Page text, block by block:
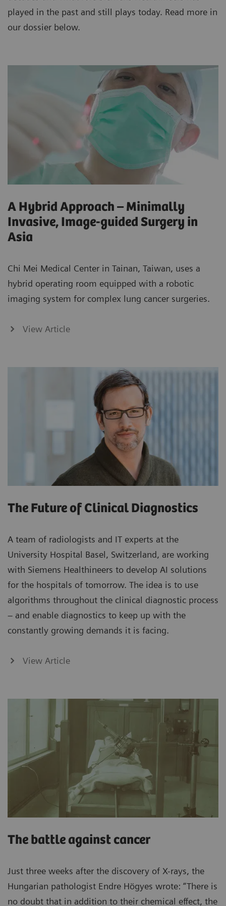
played in the past and still plays today. Read more in
our dossier below.
A Hybrid Approach – Minimally
Invasive, Image-guided Surgery in
Asia
Chi Mei Medical Center in Tainan, Taiwan, uses a
hybrid operating room equipped with a robotic
imaging system for complex lung cancer surgeries.
View Article
The Future of Clinical Diagnostics
A team of radiologists and IT experts at the
University Hospital Basel, Switzerland, are working
with Siemens Healthineers to develop AI solutions
for the hospitals of tomorrow. The idea is to use
algorithms throughout the clinical diagnostic process
– and enable diagnostics to keep up with the
constantly growing demands it is facing.
View Article
The battle against cancer
Just three weeks after the discovery of X-rays, the
Hungarian pathologist Endre Högyes wrote: “There is
no doubt that in addition to their chemical effect, the